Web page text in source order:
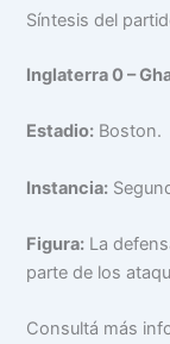
Síntesis del
Inglaterra 0 –
Estadio: Boston.
Instancia:
Figura: La
parte de los
Consultá más